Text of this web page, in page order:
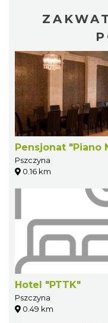
Pensjonat "Piano
Pszczyna
0.16 km
Hotel "PTTK"
Pszczyna
0.49 km